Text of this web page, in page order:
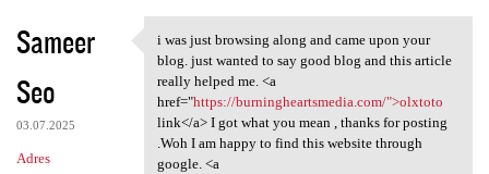
Sameer
Seo
03.07.2025
Adres
i was just browsing along and
i was just browsing along and came upon your
blog. just wanted to say good blog and this article
really helped me. <a
href="https://burningheartsmedia.com/">olxtoto
link</a> I got what you mean , thanks for posting
.Woh I am happy to find this website through
google. <a